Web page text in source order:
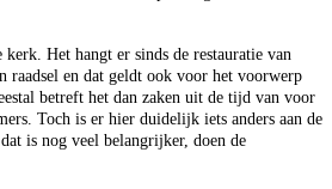
Het hangt er sinds de restauratie van
raadsel en dat geldt ook voor het voorwerp
betreft het dan zaken uit de tijd van voor
Toch is er hier duidelijk iets anders aan de
is nog veel belangrijker, doen de